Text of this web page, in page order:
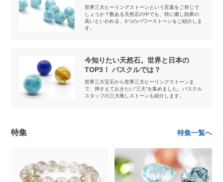
世界三大ヒーリングストーンという言葉をご存じで
しょうか？数ある天然石の中でも、特に癒し効果の
高いといわれる、3つのパワーストーンをご紹介しま
す。
今知りたい天然石。世界と日本の
TOP3！ パスクルでは？
世界三大宝石から世界三大ヒーリングストーンま
で、押さえておきたい“三大”を集めました。パスクル
スタッフの三大推しストーンも紹介します。
特集 特集一覧へ